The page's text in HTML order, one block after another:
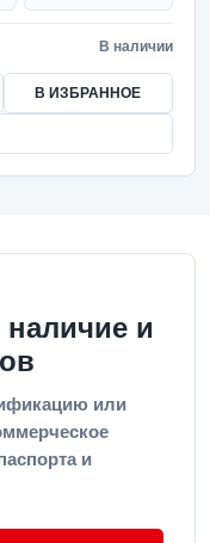
В наличии
В ИЗБРАННОЕ
и
или
и